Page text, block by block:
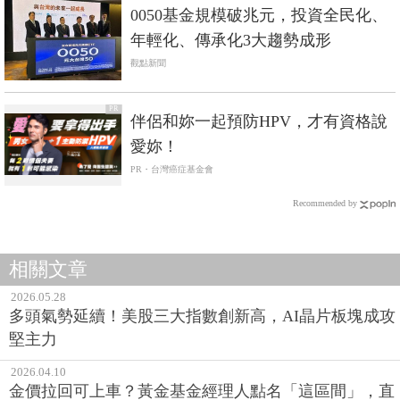
0050基金規模破兆元，投資全民化、
年輕化、傳承化3大趨勢成形
觀點新聞
PR
伴侶和妳一起預防HPV，才有資格說
愛妳！
PR・台灣癌症基金會
Recommended by
相關文章
2026.05.28
多頭氣勢延續！美股三大指數創新高，AI晶片板塊成攻
堅主力
2026.04.10
金價拉回可上車？黃金基金經理人點名「這區間」，直